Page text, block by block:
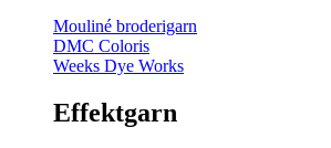
Mouliné broderigarn
DMC Coloris
Weeks Dye Works
Effektgarn